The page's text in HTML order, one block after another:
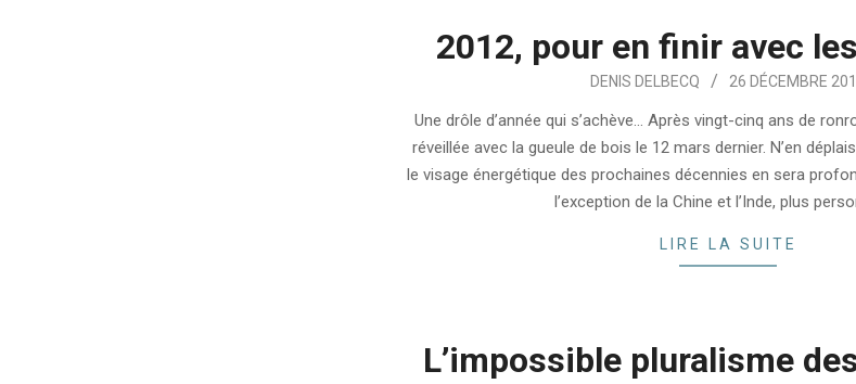
2012, pour en finir avec
DENIS DELBECQ 26 DÉCEMBRE
Une drôle d’année qui s’achève… Après vingt-cinq ans de
réveillée avec la gueule de bois le 12 mars dernier. N’en
le visage énergétique des prochaines décennies en sera
l’exception de la Chine et l’Inde, plus
LIRE LA SUITE
L’impossible pluralisme